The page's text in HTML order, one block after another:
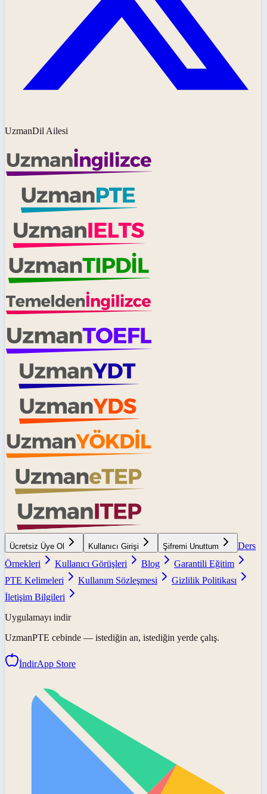
UzmanDil Ailesi
Ücretsiz Üye Ol Kullanıcı Girişi Şifremi Unuttum
Ders
Örnekleri
Kullanıcı Görüşleri Blog
Garantili Eğitim
PTE Kelimeleri
Kullanım Sözleşmesi
Gizlilik Politikası
İletişim Bilgileri
Uygulamayı indir
UzmanPTE cebinde — istediğin an, istediğin yerde çalış.
İndirApp Store